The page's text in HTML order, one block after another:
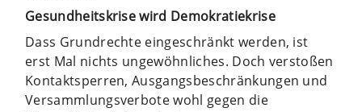
Gesundheitskrise wird Demokratiekrise
Dass Grundrechte eingeschränkt werden, ist
erst Mal nichts ungewöhnliches. Doch verstoßen
Kontaktsperren, Ausgangsbeschränkungen und
Versammlungsverbote wohl gegen die